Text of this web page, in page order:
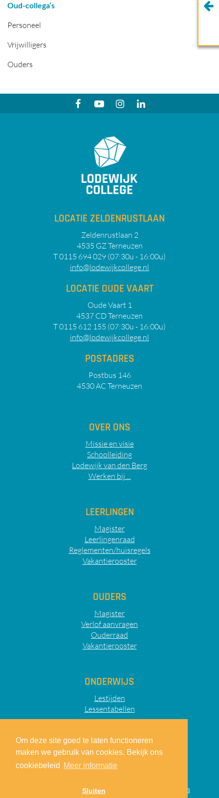
Om deze site goed te laten functioneren
maken we gebruik van cookies. Bekijk ons
cookiebeleid
Meer informatie
Sluiten
Oud-collega’s
Personeel
Vrijwilligers
Ouders
LOCATIE ZELDENRUSTLAAN
Zeldenrustlaan 2
4535 GZ Terneuzen
T 0115 694 029 (07:30u - 16:00u)
info@lodewijkcollege.nl
LOCATIE OUDE VAART
Oude Vaart 1
4537 CD Terneuzen
T 0115 612 155 (07:30u - 16:00u)
info@lodewijkcollege.nl
POSTADRES
Postbus 146
4530 AC Terneuzen
OVER ONS
Missie en visie
Schoolleiding
Lodewijk van den Berg
Werken bij ...
LEERLINGEN
Magister
Leerlingenraad
Reglementen/huisregels
Vakantierooster
OUDERS
Magister
Verlof aanvragen
Ouderraad
Vakantierooster
ONDERWIJS
Lestijden
Lessentabellen
Sitemap Privacy
Lodewijk College TiDi Media